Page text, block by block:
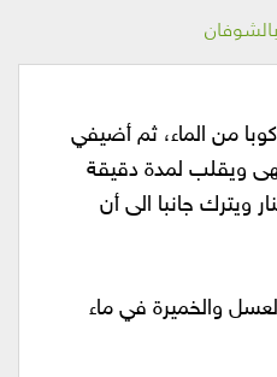
من الماء، ثم أضيفي
ويقلب لمدة دقيقة
ويترك جانبا الى أن
والخميرة في ماء